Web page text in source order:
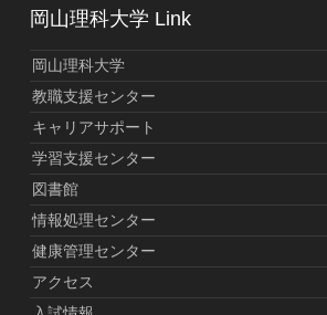
岡山理科大学 Link
岡山理科大学
教職支援センター
キャリアサポート
学習支援センター
図書館
情報処理センター
健康管理センター
アクセス